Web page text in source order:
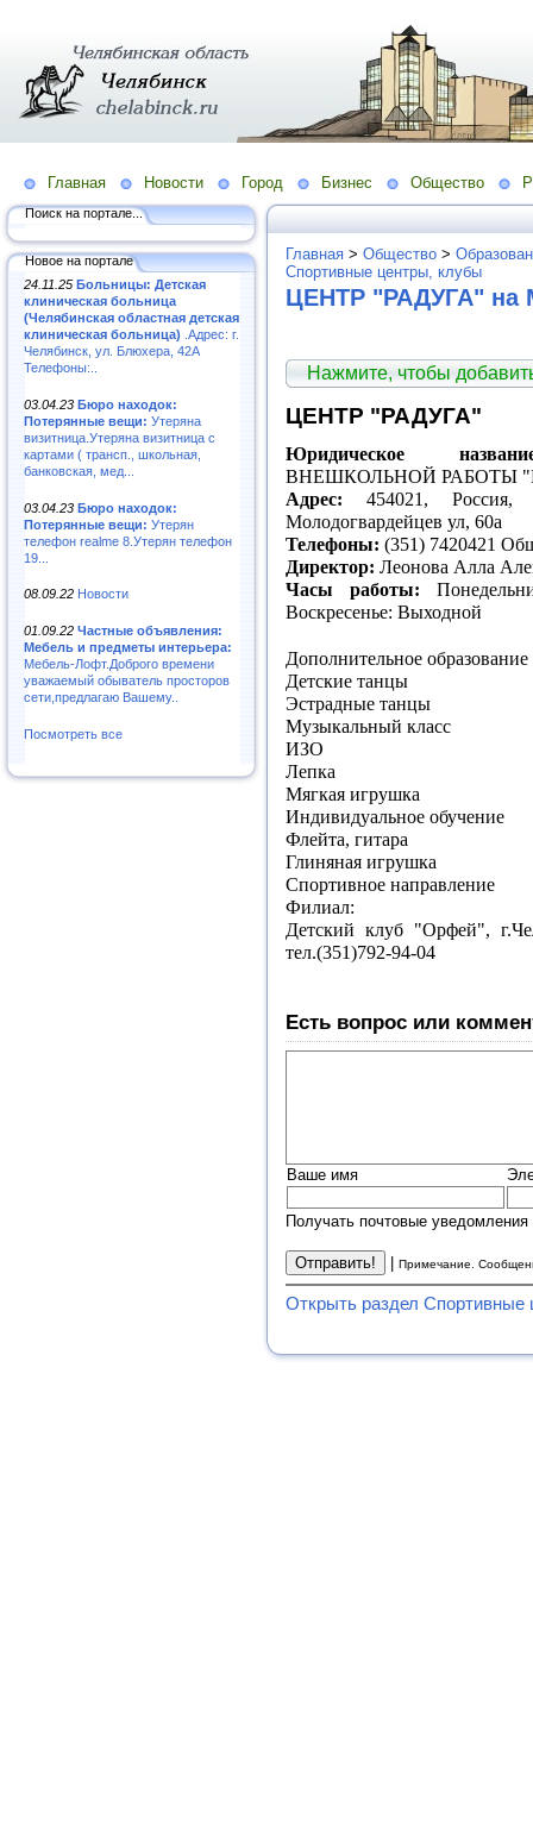
Главная Новости Город Бизнес Общество
Поиск на портале...
Новое на портале
24.11.25 Больницы: Детская
клиническая больница
(Челябинская областная детская
клиническая больница) .Адрес: г.
Челябинск, ул. Блюхера, 42А
Телефоны:..
03.04.23 Бюро находок:
Потерянные вещи: Утеряна
визитница.Утеряна визитница с
картами ( трансп., школьная,
банковская, мед...
03.04.23 Бюро находок:
Потерянные вещи: Утерян
телефон realme 8.Утерян телефон
19...
08.09.22 Новости
01.09.22 Частные объявления:
Мебель и предметы интерьера:
Мебель-Лофт.Доброго времени
уважаемый обыватель просторов
сети,предлагаю Вашему..
Посмотреть все
Главная > Общество >
Спортивные центры, клубы
ЦЕНТР "РАДУГА" на
Нажмите, чтобы
ЦЕНТР "РАДУГА"
Юридическое
ВНЕШКОЛЬНОЙ РАБОТЫ
Адрес: 454021, Россия,
Молодогвардейцев ул, 60а
Телефоны: (351) 7420421
Директор: Леонова Алла
Часы работы:
Воскресенье: Выходной
Дополнительное
Детские танцы
Эстрадные танцы
Музыкальный класс
ИЗО
Лепка
Мягкая игрушка
Индивидуальное обучение
Флейта, гитара
Глиняная игрушка
Спортивное направление
Филиал:
Детский клуб "Орфей",
тел.(351)792-94-04
Есть вопрос или
Ваше имя
Получать почтовые
Примечание.
Открыть раздел Спортивные